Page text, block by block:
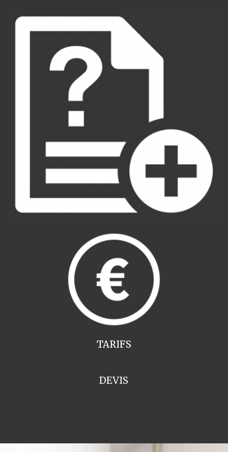
TARIFS
DEVIS